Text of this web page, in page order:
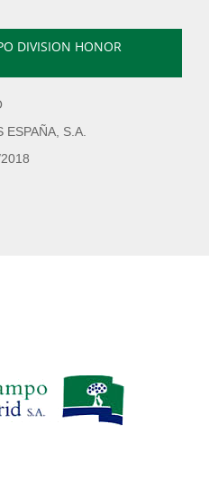
DIVISION HONOR
ESPAÑA, S.A.